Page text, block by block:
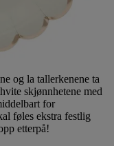
og la tallerkenene ta
skjønnhetene med
for
føles ekstra festlig
etterpå!